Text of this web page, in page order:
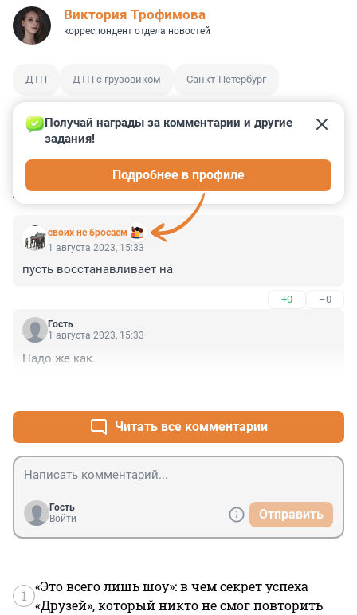
Виктория Трофимова
корреспондент отдела новостей
ДТП ДТП с грузовиком Санкт-Петербург
КОММЕНТАРИИ 2
своих не бросаем
Получай награды за комментарии и другие
задания!
Подробнее в профиле
1 августа 2023, 15:33
пусть восстанавливает на
+0 –0
Гость
1 августа 2023, 15:33
Надо же как.
Читать все комментарии
Гость
Войти
Отправить
1
«Это всего лишь шоу»: в чем секрет успеха
«Друзей», который никто не смог повторить